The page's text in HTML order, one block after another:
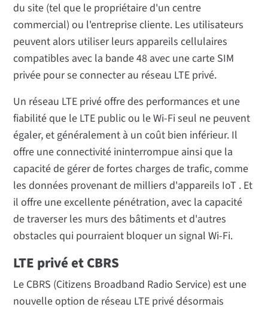
du site (tel que le propriétaire d'un centre
commercial) ou l'entreprise cliente. Les utilisateurs
peuvent alors utiliser leurs appareils cellulaires
compatibles avec la bande 48 avec une carte SIM
privée pour se connecter au réseau LTE privé.
Un réseau LTE privé offre des performances et une
fiabilité que le LTE public ou le Wi-Fi seul ne peuvent
égaler, et généralement à un coût bien inférieur. Il
offre une connectivité ininterrompue ainsi que la
capacité de gérer de fortes charges de trafic, comme
les données provenant de milliers d'appareils IoT . Et
il offre une excellente pénétration, avec la capacité
de traverser les murs des bâtiments et d'autres
obstacles qui pourraient bloquer un signal Wi-Fi.
LTE privé et CBRS
Le CBRS (Citizens Broadband Radio Service) est une
nouvelle option de réseau LTE privé désormais